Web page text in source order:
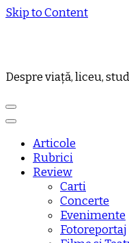
Skip to Content
Despre viață, liceu,
Articole
Rubrici
Review
Carti
Concerte
Evenimente
Fotoreportaj